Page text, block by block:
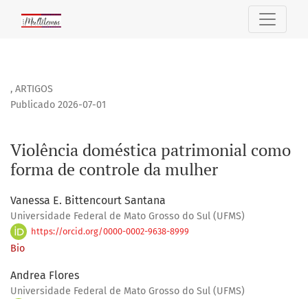
Violência doméstica patrimonial como forma de controle
, ARTIGOS
Violência doméstica patrimonial como
forma de controle da mulher
Publicado 2026-07-01
Vanessa E. Bittencourt Santana
Universidade Federal de Mato Grosso do Sul (UFMS)
https://orcid.org/0000-0002-9638-8999
Bio
Andrea Flores
Universidade Federal de Mato Grosso do Sul (UFMS)